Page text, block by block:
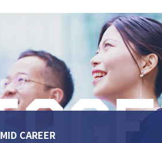
MID CAREER